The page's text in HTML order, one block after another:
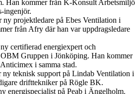
Han kommer från K-Konsult Arbetsmiljö
ingenjör.
ny projektledare på Ebes Ventilation i
från Afry där han var uppdragsledare
certifierad energiexpert och
Gruppen i Jönköping. Han kommer
i samma stad.
ny teknisk support på Lindab Ventilation i
drifttekniker på Rögle BK.
energispecialist på Peab i Ängelholm.